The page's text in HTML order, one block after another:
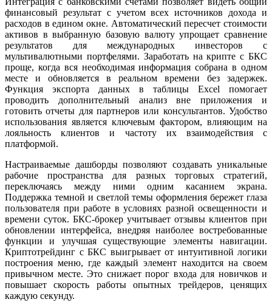
финансовый результат с учетом всех источников дохода и
расходов в едином окне. Автоматический пересчет стоимости
активов в выбранную базовую валюту упрощает сравнение
результатов для международных инвесторов с
мультивалютными портфелями. Заработать на крипте с БКС
проще, когда вся необходимая информация собрана в одном
месте и обновляется в реальном времени без задержек.
Функция экспорта данных в таблицы Excel помогает
проводить дополнительный анализ вне приложения и
готовить отчеты для партнеров или консультантов. Удобство
использования является ключевым фактором, влияющим на
лояльность клиентов и частоту их взаимодействия с
платформой.
Настраиваемые дашборды позволяют создавать уникальные
рабочие пространства для разных торговых стратегий,
переключаясь между ними одним касанием экрана.
Поддержка темной и светлой темы оформления бережет глаза
пользователя при работе в условиях разной освещенности и
времени суток. БКС-брокер учитывает отзывы клиентов при
обновлении интерфейса, внедряя наиболее востребованные
функции и улучшая существующие элементы навигации.
Криптотрейдинг с БКС выигрывает от интуитивной логики
построения меню, где каждый элемент находится на своем
привычном месте. Это снижает порог входа для новичков и
повышает скорость работы опытных трейдеров, ценящих
каждую секунду.